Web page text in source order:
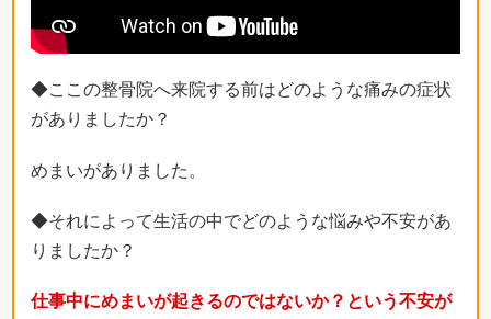
◆ここの整骨院へ来院する前はどのような痛みの症状
がありましたか？
めまいがありました。
◆それによって生活の中でどのような悩みや不安があ
りましたか？
仕事中にめまいが起きるのではないか？という不安が